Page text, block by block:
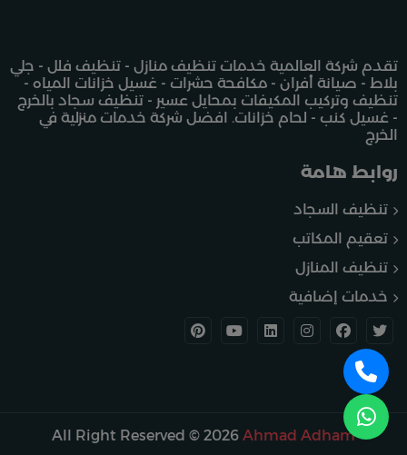
تقدم شركة العالمية خدمات تنظيف منازل - تنظيف فلل - جلي
بلاط - صيانة أفران - مكافحة حشرات - غسيل خزانات المياه -
تنظيف وتركيب المكيفات بمحايل عسير - تنظيف سجاد بالخرج
- غسيل كنب - لحام خزانات. افضل شركة خدمات منزلية في
الخرج
روابط هامة
تنظيف السجاد
تعقيم المكاتب
تنظيف المنازل
خدمات إضافية
All Right Reserved © 2026 Ahmad Adham